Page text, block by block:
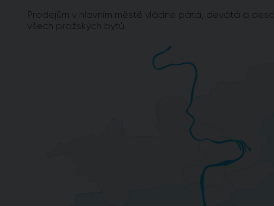
Prodejům v hlavním městě vládne pátá, devátá a
všech pražských bytů.